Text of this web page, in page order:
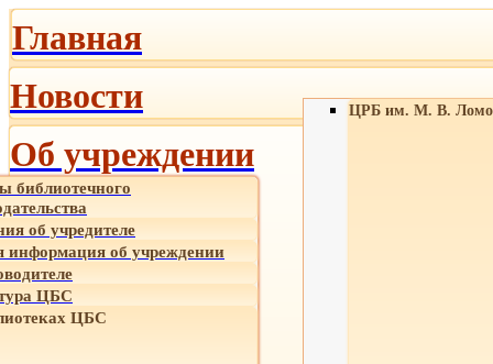
Главная
Новости
Об учреждении
библиотечного
об учредителе
об учреждении
ЦБС
ЦБС
ЦРБ им. М. В.